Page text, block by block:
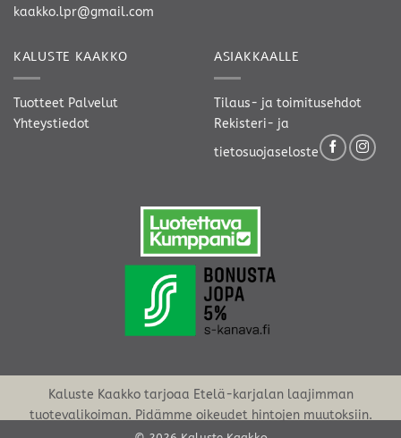
kaakko.lpr@gmail.com
KALUSTE KAAKKO
Tuotteet Palvelut
Yhteystiedot
ASIAKKAALLE
Tilaus- ja toimitusehdot
Rekisteri- ja
tietosuojaseloste
Kaluste Kaakko tarjoaa Etelä-karjalan laajimman
tuotevalikoiman. Pidämme oikeudet hintojen muutoksiin.